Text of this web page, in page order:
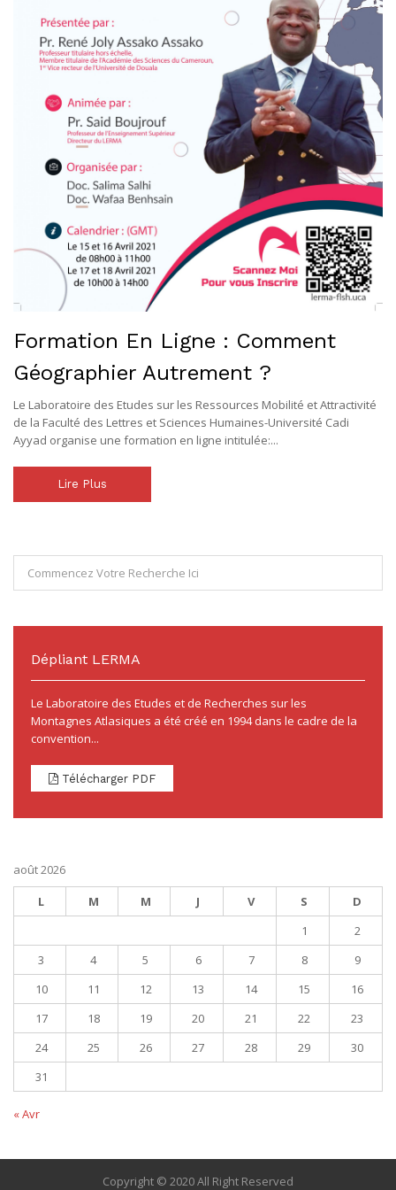
Formation En Ligne : Comment
Géographier Autrement ?
Le Laboratoire des Etudes sur les Ressources Mobilité et Attractivité
de la Faculté des Lettres et Sciences Humaines-Université Cadi
Ayyad organise une formation en ligne intitulée:...
Lire Plus
Dépliant LERMA
Le Laboratoire des Etudes et de Recherches sur les
Montagnes Atlasiques a été créé en 1994 dans le cadre de la
convention...
Télécharger PDF
août 2026
L
M M J V S
D
1
2
3
4 5 6 7 8
9
10
11 12 13 14 15
16
17
18 19 20 21 22
23
24
25 26 27 28 29
30
31
« Avr
Copyright © 2020 All Right Reserved